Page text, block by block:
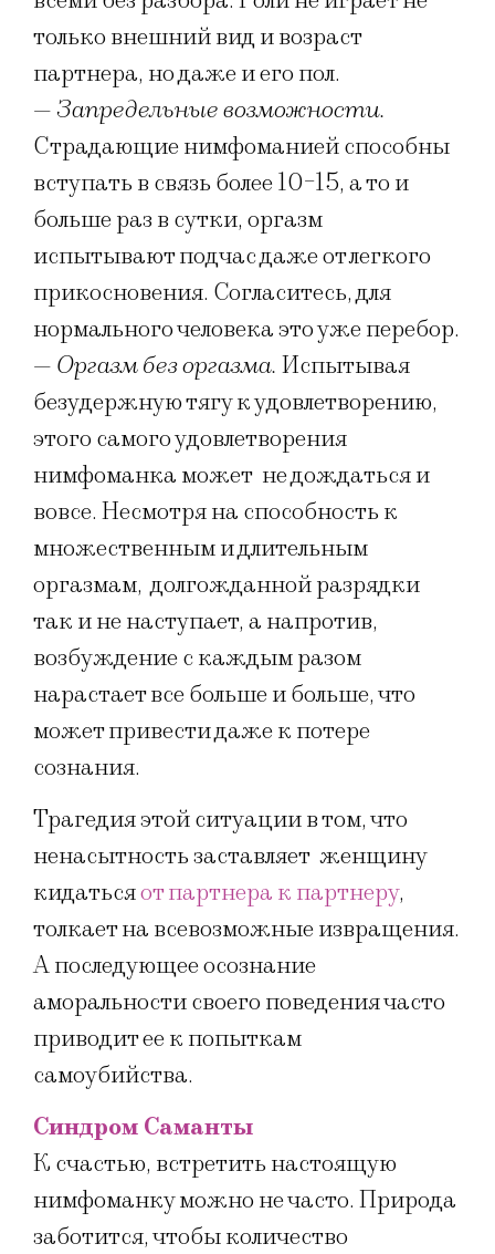
только внешний вид и возраст
партнера, но даже и его пол.
— Запредельные возможности.
Страдающие нимфоманией способны
вступать в связь более 10-15, а то и
больше раз в сутки, оргазм
испытывают подчас даже от легкого
прикосновения. Согласитесь, для
нормального человека это уже перебор.
— Оргазм без оргазма. Испытывая
безудержную тягу к удовлетворению,
этого самого удовлетворения
нимфоманка может не дождаться и
вовсе. Несмотря на способность к
множественным и длительным
оргазмам, долгожданной разрядки
так и не наступает, а напротив,
возбуждение с каждым разом
нарастает все больше и больше, что
может привести даже к потере
сознания.
Трагедия этой ситуации в том, что
ненасытность заставляет женщину
кидатьсяот партнера к партнеру,
толкает на всевозможные извращения.
А последующее осознание
аморальности своего поведения часто
приводит ее к попыткам
самоубийства.
Синдром Саманты
К счастью, встретить настоящую
нимфоманку можно не часто. Природа
заботится, чтобы количество